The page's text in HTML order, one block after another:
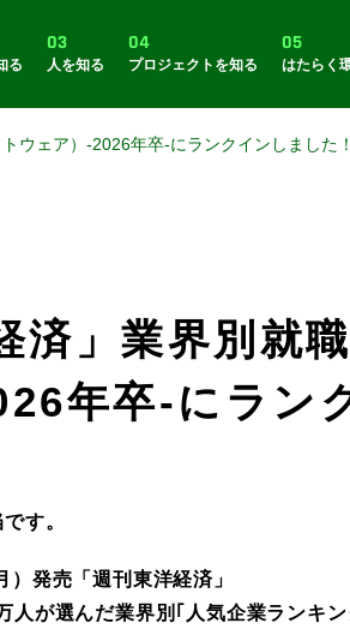
る
03
人を知る
04
プロジェクトを知る
05
はたらく
ウェア）-2026年卒-にランクインしました！
済」業界別就
年卒-にラン
す。
）発売「週刊東洋経済」
人が選んだ業界別｢人気企業ランキ